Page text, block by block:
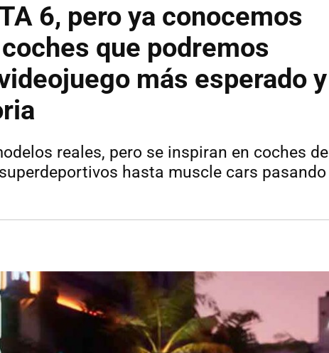
6, pero ya conocemos
que podremos
más esperado y
reales, pero se inspiran en coches de
hasta muscle cars pasando